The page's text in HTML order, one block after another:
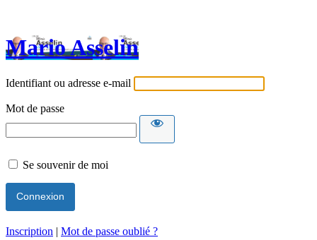
Mario Asselin
Identifiant ou adresse e-mail
Mot de passe
Se souvenir de moi
Inscription | Mot de passe oublié ?